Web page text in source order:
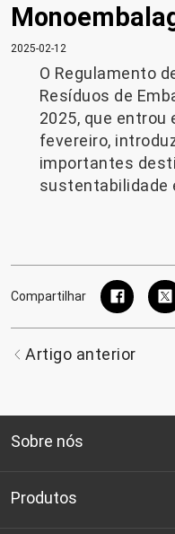
2025-02-12
O Regulamento
Resíduos de
2025, que entrou
fevereiro,
importantes
sustentabilidade
Compartilhar
Artigo anterior
Sobre nós
Quem somos
Produtos